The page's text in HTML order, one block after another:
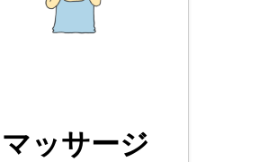
マッサージ